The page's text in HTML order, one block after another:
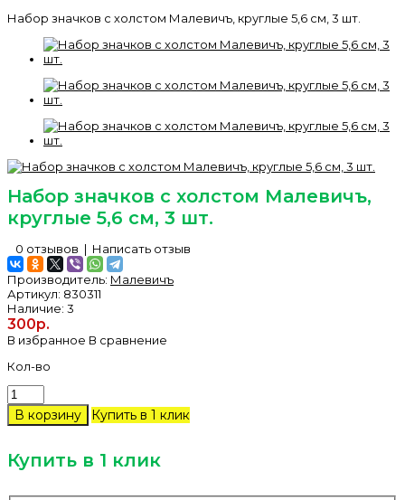
Набор значков с холстом Малевичъ, круглые 5,6 см, 3 шт.
Набор значков с холстом Малевичъ,
круглые 5,6 см, 3 шт.
0 отзывов | Написать отзыв
Производитель: Малевичъ
Артикул: 830311
Наличие: 3
300р.
В избранное В сравнение
Кол-во
Купить в 1 клик
Купить в 1 клик